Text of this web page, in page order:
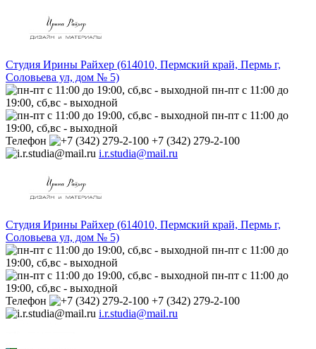
Студия Ирины Райхер (614010, Пермский край, Пермь г,
Соловьева ул, дом № 5)
пн-пт с 11:00 до
19:00, сб,вс - выходной
пн-пт с 11:00 до
19:00, сб,вс - выходной
Телефон
+7 (342) 279-2-100
i.r.studia@mail.ru
Студия Ирины Райхер (614010, Пермский край, Пермь г,
Соловьева ул, дом № 5)
пн-пт с 11:00 до
19:00, сб,вс - выходной
пн-пт с 11:00 до
19:00, сб,вс - выходной
Телефон
+7 (342) 279-2-100
i.r.studia@mail.ru